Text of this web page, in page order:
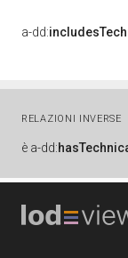
a-dd:
RELAZIONI INVERSE
è a-dd: